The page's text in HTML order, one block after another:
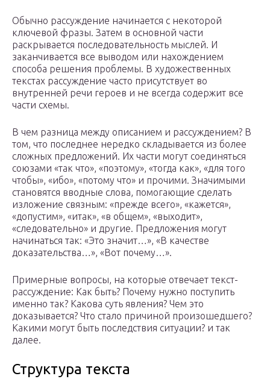
Обычно рассуждение начинается с некоторой
ключевой фразы. Затем в основной части
раскрывается последовательность мыслей. И
заканчивается все выводом или нахождением
способа решения проблемы. В художественных
текстах рассуждение часто присутствует во
внутренней речи героев и не всегда содержит все
части схемы.
В чем разница между описанием и рассуждением? В
том, что последнее нередко складывается из более
сложных предложений. Их части могут соединяться
союзами «так что», «поэтому», «тогда как», «для того
чтобы», «ибо», «потому что» и прочими. Значимыми
становятся вводные слова, помогающие сделать
изложение связным: «прежде всего», «кажется»,
«допустим», «итак», «в общем», «выходит»,
«следовательно» и другие. Предложения могут
начинаться так: «Это значит…», «В качестве
доказательства…», «Вот почему…».
Примерные вопросы, на которые отвечает текст-
рассуждение: Как быть? Почему нужно поступить
именно так? Какова суть явления? Чем это
доказывается? Что стало причиной произошедшего?
Какими могут быть последствия ситуации? и так
далее.
Структура текста